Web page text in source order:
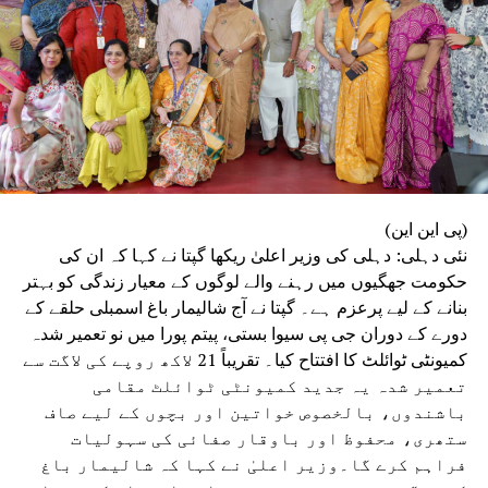
پرستی پھیلانے والوں کی ہم شدید مذمت کرتے ہیں۔
(پی این این)
نئی دہلی: دہلی کی وزیر اعلیٰ ریکھا گپتا نے کہا کہ ان کی
حکومت جھگیوں میں رہنے والے لوگوں کے معیار زندگی کو بہتر
بنانے کے لیے پرعزم ہے۔ گپتا نے آج شالیمار باغ اسمبلی حلقے کے
دورے کے دوران جی پی سیوا بستی، پیتم پورا میں نو تعمیر شدہ
کمیونٹی ٹوائلٹ کا افتتاح کیا۔ تقریباً 21 لاکھ روپے کی لاگت سے
تعمیر شدہ یہ جدید کمیونٹی ٹوائلٹ مقامی
باشندوں، بالخصوص خواتین اور بچوں کے لیے صاف
ستھری، محفوظ اور باوقار صفائی کی سہولیات
فراہم کرے گا۔وزیر اعلیٰ نے کہا کہ شالیمار باغ